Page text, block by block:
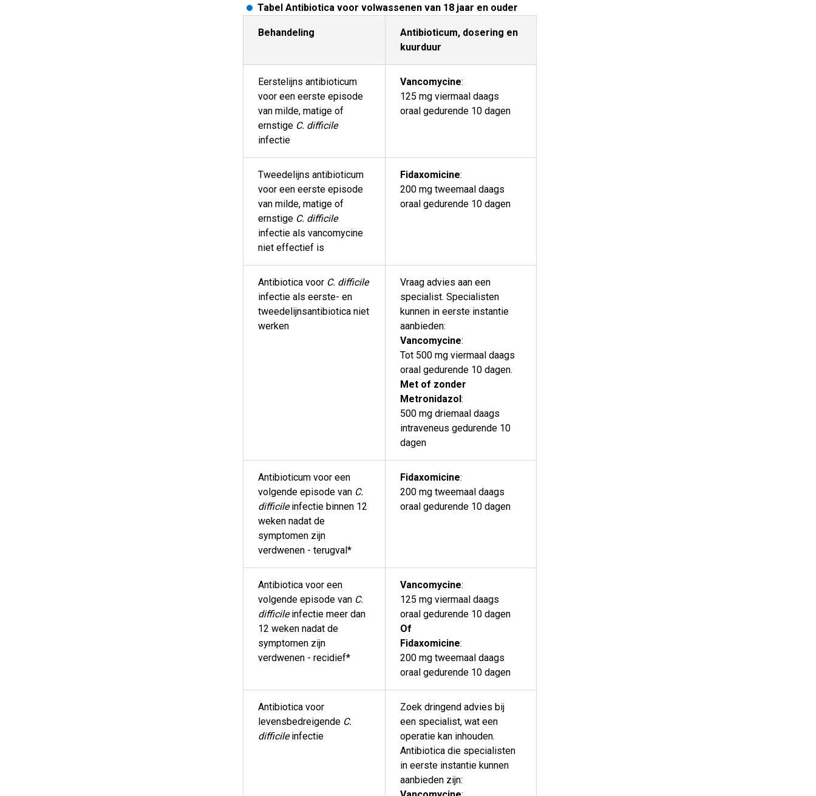
Tabel Antibiotica voor volwassenen van 18 jaar en ouder
Behandeling
Antibioticum, dosering en
kuurduur
Eerstelijns antibioticum
voor een eerste episode
van milde, matige of
ernstige C. difficile
infectie
Vancomycine:
125 mg viermaal daags
oraal gedurende 10 dagen
Tweedelijns antibioticum
voor een eerste episode
van milde, matige of
ernstige C. difficile
infectie als vancomycine
niet effectief is
Fidaxomicine:
200 mg tweemaal daags
oraal gedurende 10 dagen
Antibiotica voor C. difficile
infectie als eerste- en
tweedelijnsantibiotica niet
werken
Vraag advies aan een
specialist. Specialisten
kunnen in eerste instantie
aanbieden:
Vancomycine:
Tot 500 mg viermaal daags
oraal gedurende 10 dagen.
Met of zonder
Metronidazol:
500 mg driemaal daags
intraveneus gedurende 10
dagen
Antibioticum voor een
volgende episode van C.
difficileinfectie binnen 12
weken nadat de
symptomen zijn
verdwenen - terugval*
Fidaxomicine:
200 mg tweemaal daags
oraal gedurende 10 dagen
Antibiotica voor een
volgende episode van C.
difficileinfectie meer dan
12 weken nadat de
symptomen zijn
verdwenen - recidief*
Vancomycine:
125 mg viermaal daags
oraal gedurende 10 dagen
Of
Fidaxomicine:
200 mg tweemaal daags
oraal gedurende 10 dagen
Antibiotica voor
levensbedreigende C.
difficileinfectie
Zoek dringend advies bij
een specialist, wat een
operatie kan inhouden.
Antibiotica die specialisten
in eerste instantie kunnen
aanbieden zijn: